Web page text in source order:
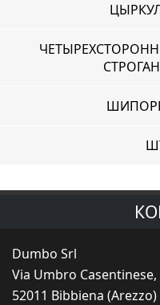
Dumbo Srl
Via Umbro
52011 Bibbiena (Arezzo)